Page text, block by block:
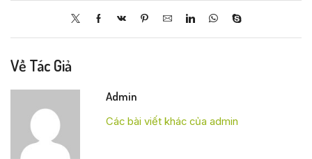
Về Tác Giả
Admin
Các bài viết khác của admin